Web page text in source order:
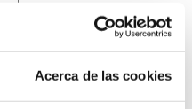
Acerca de las cookies